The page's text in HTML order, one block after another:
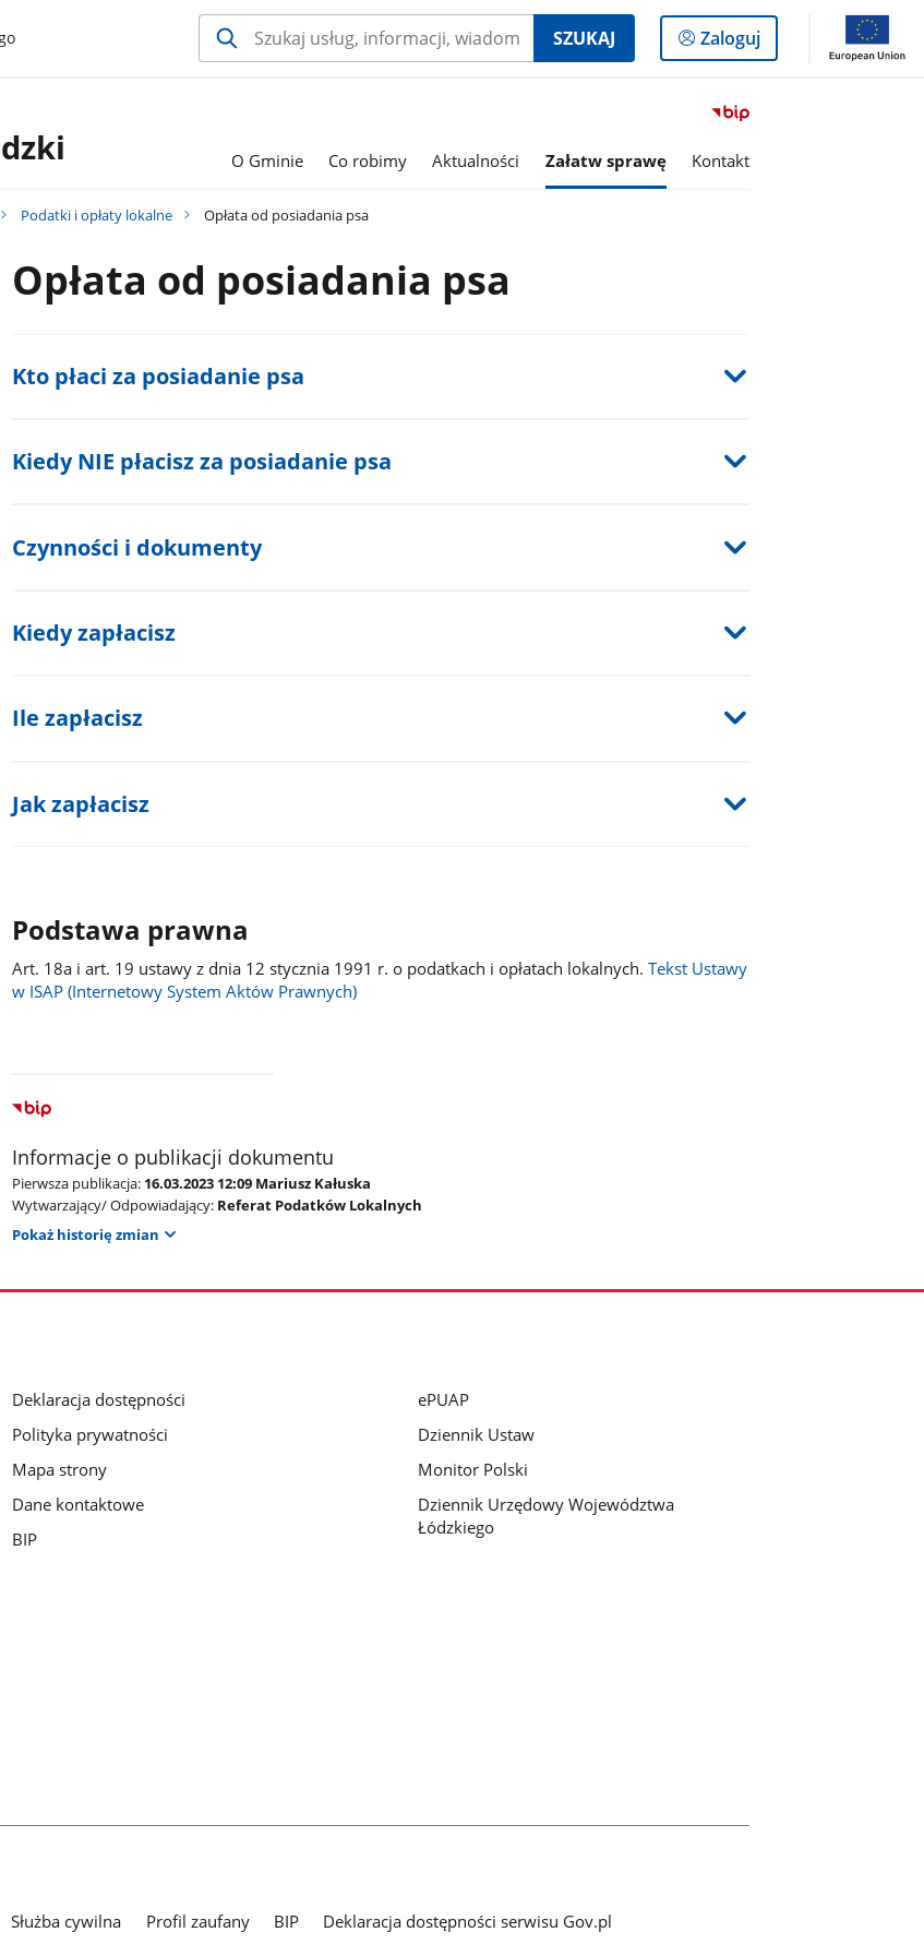
SZUKAJ
Logowanie
do
Zaloguj
Przejdź
serwisu
O Gminie Co robimy Aktualności Załatw sprawę Kontakt
Podatki i opłaty lokalne Opłata od posiadania psa
Opłata od posiadania psa
Kto płaci za posiadanie psa
Kiedy NIE płacisz za posiadanie psa
Czynności i dokumenty
Kiedy zapłacisz
Ile zapłacisz
Jak zapłacisz
Podstawa prawna
Art. 18a i art. 19 ustawy z dnia 12 stycznia 1991 r. o podatkach i opłatach lokalnych.Tekst Ustawy
w ISAP (Internetowy System Aktów Prawnych)
Informacje o publikacji dokumentu
Pierwsza publikacja: 16.03.2023 12:09 Mariusz Kałuska
Wytwarzający/ Odpowiadający: Referat Podatków Lokalnych
Pokaż historię zmian
Deklaracja dostępności
Polityka prywatności
Mapa strony
Dane kontaktowe
BIP
ePUAP
Dziennik Ustaw
Monitor Polski
Dziennik Urzędowy Województwa
Łódzkiego
Służba cywilna Profil zaufany BIP
Deklaracja dostępności serwisu Gov.pl